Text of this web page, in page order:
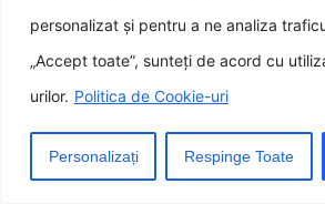
personalizat și pentru a ne analiza
„Accept toate”, sunteți de acord cu
urilor. Politica de Cookie-uri
Personalizați Respinge Toate
Comentariu *